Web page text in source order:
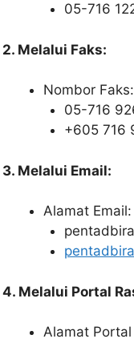
05-716
2. Melalui Faks:
Nombor Faks:
05-716
+605 716
3. Melalui Email:
Alamat Email:
4. Melalui Portal
Alamat Portal